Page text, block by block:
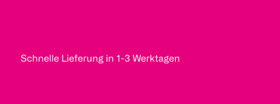
Schnelle Lieferung in 1-3 Werktagen